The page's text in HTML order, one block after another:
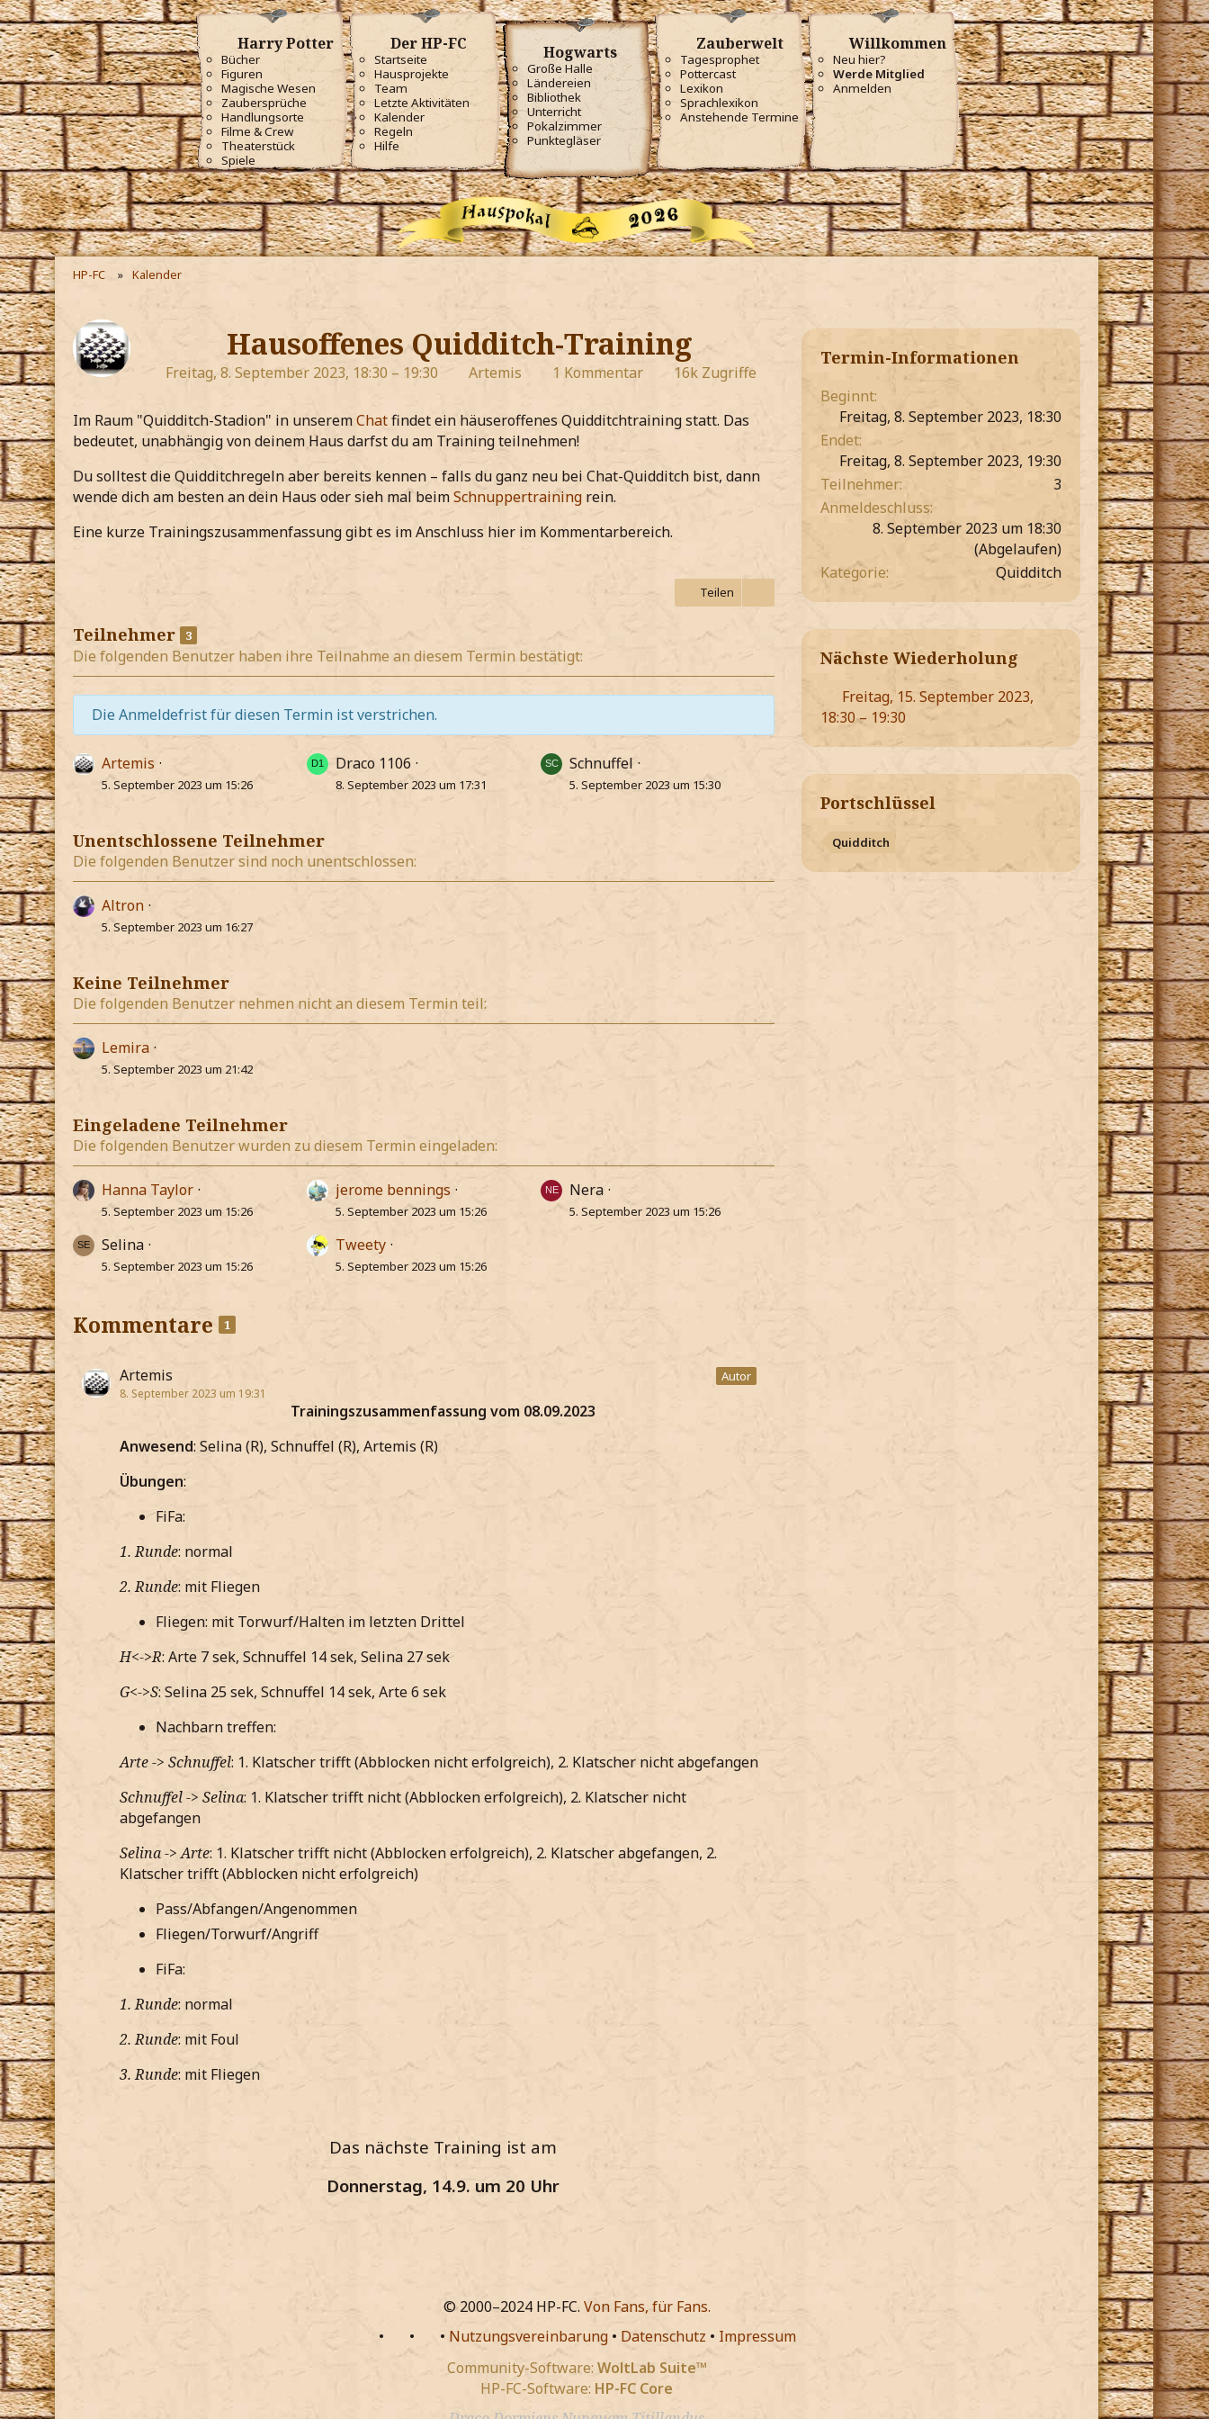
Harry Potter
Bücher
Figuren
Magische Wesen
Zaubersprüche
Handlungsorte
Filme & Crew
Theaterstück
Spiele
Der HP-FC
Startseite
Hausprojekte
Team
Letzte Aktivitäten
Kalender
Regeln
Hilfe
Hogwarts
Große Halle
Ländereien
Bibliothek
Unterricht
Pokalzimmer
Punktegläser
Zauberwelt
Tagesprophet
Pottercast
Lexikon
Sprachlexikon
Anstehende Termine
Willkommen
Neu hier?
Werde Mitglied
Anmelden
HP-FC Kalender
Hausoffenes Quidditch-Training
Freitag, 8. September 2023, 18:30 – 19:30 Artemis 1 Kommentar 16k Zugriffe
Im Raum "Quidditch-Stadion" in unseremChatfindet ein häuseroffenes Quidditchtraining statt. Das
bedeutet, unabhängig von deinem Haus darfst du am Training teilnehmen!
Du solltest die Quidditchregeln aber bereits kennen – falls du ganz neu bei Chat-Quidditch bist, dann
wende dich am besten an dein Haus oder sieh mal beimSchnuppertraining rein.
Eine kurze Trainingszusammenfassung gibt es im Anschluss hier im Kommentarbereich.
Teilen
Teilnehmer 3
Die folgenden Benutzer haben ihre Teilnahme an diesem Termin bestätigt:
Die Anmeldefrist für diesen Termin ist verstrichen.
Artemis
5. September 2023 um 15:26
Draco 1106
8. September 2023 um 17:31
Schnuffel
5. September 2023 um 15:30
Unentschlossene Teilnehmer
Die folgenden Benutzer sind noch unentschlossen:
Altron
5. September 2023 um 16:27
Keine Teilnehmer
Die folgenden Benutzer nehmen nicht an diesem Termin teil:
Lemira
5. September 2023 um 21:42
Eingeladene Teilnehmer
Die folgenden Benutzer wurden zu diesem Termin eingeladen:
Hanna Taylor
5. September 2023 um 15:26
jerome bennings
5. September 2023 um 15:26
Nera
5. September 2023 um 15:26
Selina
5. September 2023 um 15:26
Tweety
5. September 2023 um 15:26
Kommentare 1
Artemis
8. September 2023 um 19:31
Autor
Trainingszusammenfassung vom 08.09.2023
Anwesend: Selina (R), Schnuffel (R), Artemis (R)
Übungen:
FiFa:
1. Runde: normal
2. Runde: mit Fliegen
Fliegen: mit Torwurf/Halten im letzten Drittel
H<->R: Arte 7 sek, Schnuffel 14 sek, Selina 27 sek
G<->S: Selina 25 sek, Schnuffel 14 sek, Arte 6 sek
Nachbarn treffen:
Arte -> Schnuffel: 1. Klatscher trifft (Abblocken nicht erfolgreich), 2. Klatscher nicht abgefangen
Schnuffel -> Selina: 1. Klatscher trifft nicht (Abblocken erfolgreich), 2. Klatscher nicht
abgefangen
Selina -> Arte: 1. Klatscher trifft nicht (Abblocken erfolgreich), 2. Klatscher abgefangen, 2.
Klatscher trifft (Abblocken nicht erfolgreich)
Pass/Abfangen/Angenommen
Fliegen/Torwurf/Angriff
FiFa:
1. Runde: normal
2. Runde: mit Foul
3. Runde: mit Fliegen
Das nächste Training ist am
Donnerstag, 14.9. um 20 Uhr
Termin-Informationen
Beginnt
Freitag, 8. September 2023, 18:30
Endet
Freitag, 8. September 2023, 19:30
Teilnehmer
3
Anmeldeschluss
8. September 2023 um 18:30
(Abgelaufen)
Kategorie
Quidditch
Nächste Wiederholung
Freitag, 15. September 2023,
18:30 – 19:30
Portschlüssel
Quidditch
© 2000–2024 HP-FC. Von Fans, für Fans.
•
• • Nutzungsvereinbarung • Datenschutz • Impressum
Community-Software: WoltLab Suite™
HP-FC-Software: HP-FC Core